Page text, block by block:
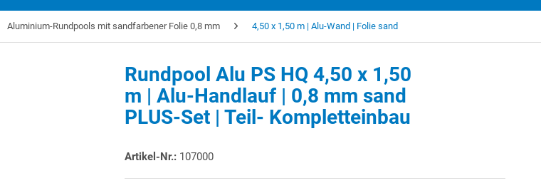
Aluminium-Rundpools mit sandfarbener Folie 0,8 mm 4,50 x 1,50 m | Alu-Wand | Folie sand
Rundpool Alu PS HQ 4,50 x 1,50
m | Alu-Handlauf | 0,8 mm sand
PLUS-Set | Teil- Kompletteinbau
Artikel-Nr.: 107000